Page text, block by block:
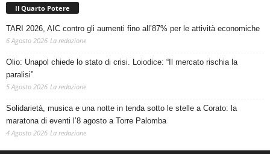
Il Quarto Potere
TARI 2026, AIC contro gli aumenti fino all’87% per le attività economiche
6 Agosto 2026 La redazione
Olio: Unapol chiede lo stato di crisi. Loiodice: “Il mercato rischia la
paralisi”
5 Agosto 2026 La redazione
Solidarietà, musica e una notte in tenda sotto le stelle a Corato: la
maratona di eventi l’8 agosto a Torre Palomba
4 Agosto 2026 La redazione